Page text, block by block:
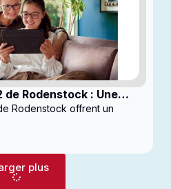
Rodenstock : Une
verres pour
contrôle de la myopie
Rodenstock offrent un
plus